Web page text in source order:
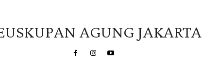
AGUNG JAKARTA